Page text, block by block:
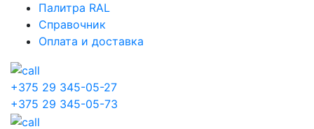
Палитра RAL
Справочник
Оплата и доставка
+375 29 345-05-27
+375 29 345-05-73